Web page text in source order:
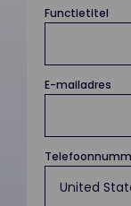
Functietitel
E-mailadres